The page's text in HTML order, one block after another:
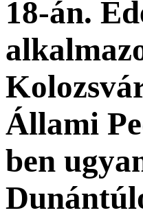
18-án.
Állami
ben